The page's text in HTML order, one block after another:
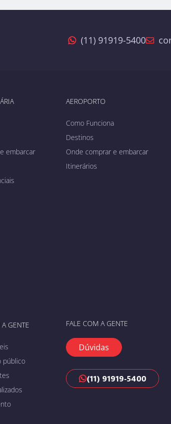
(11) 91919-5400
embarcar
AEROPORTO
Como Funciona
Destinos
Onde comprar e embarcar
Itinerários
GENTE
público
FALE COM A GENTE
Dúvidas
(11) 91919-5400